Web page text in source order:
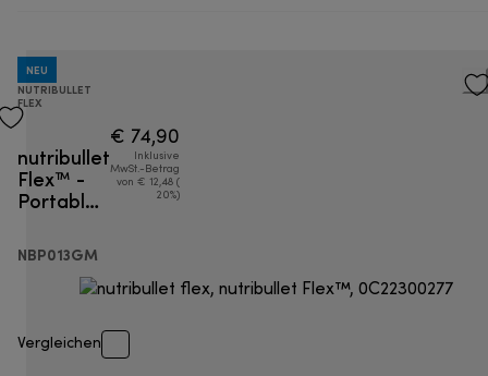
NEU
NUTRIBULLET
FLEX
nutribullet
Flex™ -
Portable
NBP013GM
€ 74,90
Inklusive
MwSt.-Betrag
von € 12,48 (
20%)
Vergleichen